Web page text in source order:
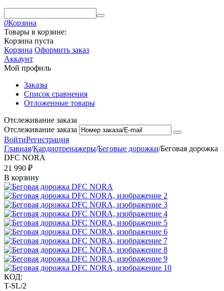
0Корзина
Товары в корзине:
Корзина пуста
Корзина Оформить заказ
Аккаунт
Мой профиль
Заказы
Список сравнения
Отложенные товары
Отслеживание заказа
Отслеживание заказа
ВойтиРегистрация
Главная/Кардиотренажеры/Беговые дорожки/Беговая дорожка
DFC NORA
21 990 ₽
В корзину
КОД:
T-SL/2